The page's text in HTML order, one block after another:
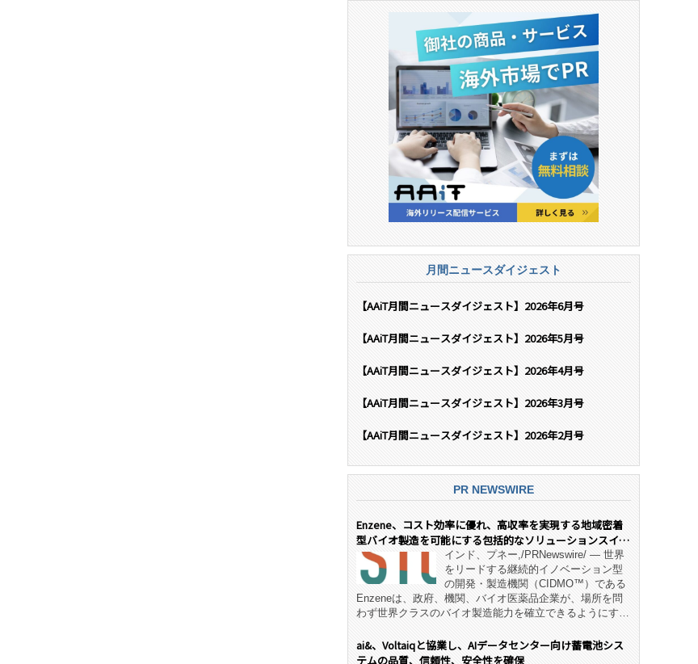
月間ニュースダイジェスト
【AAiT月間ニュースダイジェスト】2026年6月号
【AAiT月間ニュースダイジェスト】2026年5月号
【AAiT月間ニュースダイジェスト】2026年4月号
【AAiT月間ニュースダイジェスト】2026年3月号
【AAiT月間ニュースダイジェスト】2026年2月号
PR NEWSWIRE
Enzene、コスト効率に優れ、高収率を実現する地域密着
型バイオ製造を可能にする包括的なソリューションスイー
ト「NeX™」 をリリースインド、プネー,/PRNewswire/ — 世界
をリードする継続的イノベーション型
の開発・製造機関（CIDMO™）である
Enzeneは、政府、機関、バイオ医薬品企業が、場所を問
わず世界クラスのバイオ製造能力を確立できるようにす
デル「NeX™」の立ち上げを発表しました。 同社の実績
あるEnzeneX® fully‑connected continuous
ai&、Voltaiqと協業し、AIデータセンター向け蓄電池シス
テムの品質、信頼性、安全性を確保